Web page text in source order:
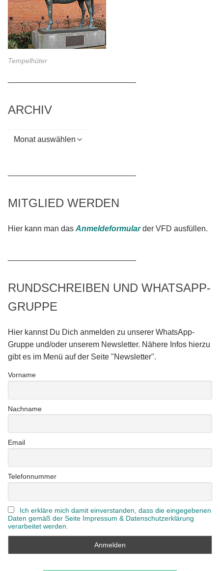
Tempelhüter
ARCHIV
Archiv
MITGLIED WERDEN
Hier kann man das Anmeldeformularder VFD ausfüllen.
RUNDSCHREIBEN UND WHATSAPP-
GRUPPE
Hier kannst Du Dich anmelden zu unserer WhatsApp-
Gruppe und/oder unserem Newsletter. Nähere Infos hierzu
gibt es im Menü auf der Seite "Newsletter".
Vorname
Nachname
Email
Telefonnummer
Ich erkläre mich damit einverstanden, dass die eingegebenen
Daten gemäß der Seite Impressum & Datenschutzerklärung
verarbeitet werden.